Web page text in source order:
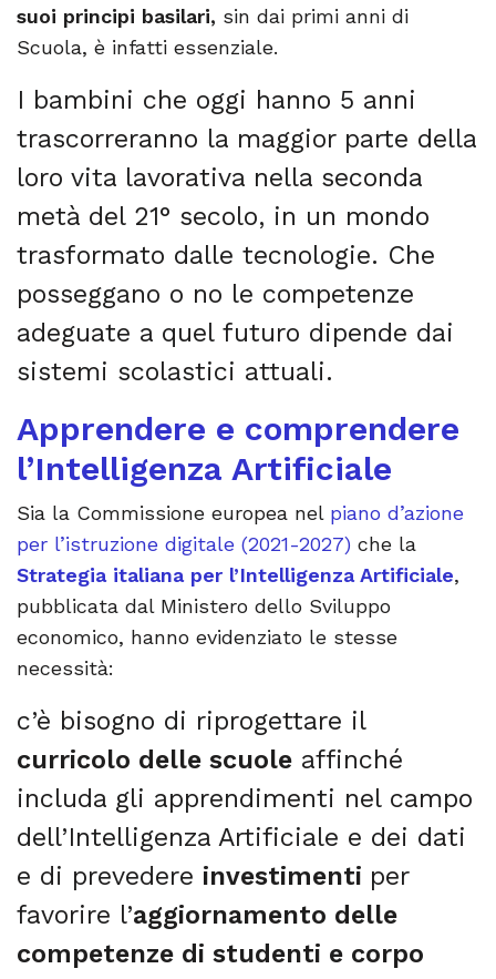
suoi principi basilari, sin dai primi anni di
Scuola, è infatti essenziale.
I bambini che oggi hanno 5 anni
trascorreranno la maggior parte della
loro vita lavorativa nella seconda
metà del 21° secolo, in un mondo
trasformato dalle tecnologie. Che
posseggano o no le competenze
adeguate a quel futuro dipende dai
sistemi scolastici attuali.
Apprendere e comprendere
l’Intelligenza Artificiale
Sia la Commissione europea nel piano d’azione
per l’istruzione digitale (2021-2027) che la
Strategia italiana per l’Intelligenza Artificiale,
pubblicata dal Ministero dello Sviluppo
economico, hanno evidenziato le stesse
necessità:
c’è bisogno di riprogettare il
curricolo delle scuole affinché
includa gli apprendimenti nel campo
dell’Intelligenza Artificiale e dei dati
e di prevedere investimenti per
favorire l’aggiornamento delle
competenze di studenti e corpo